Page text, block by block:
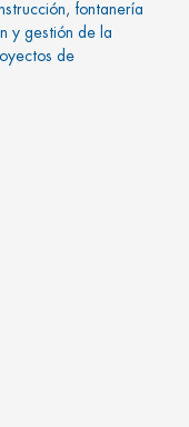
fontanería
y gestión de la
de